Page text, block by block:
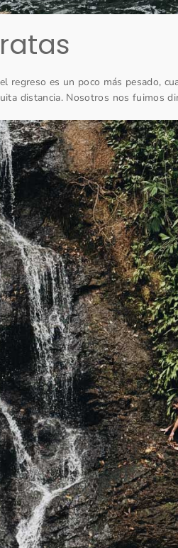
regreso es un poco más pesado,
distancia. Nosotros nos fuimos